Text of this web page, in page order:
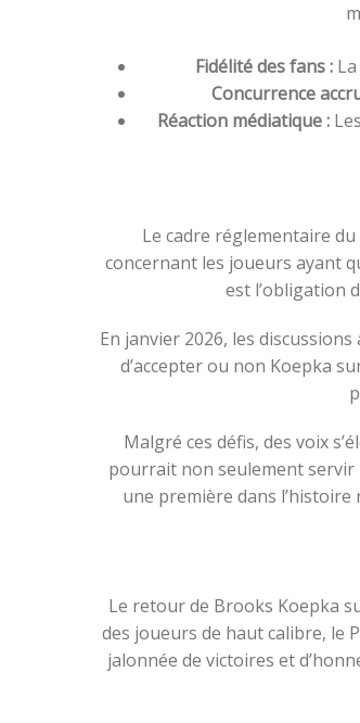
Fidélité des fans :La
Concurrence
Réaction médiatique :
Le cadre réglementaire
concernant les joueurs ayant
est l’obligation
En janvier 2026, les
d’accepter ou non Koepka
Malgré ces défis, des voix
pourrait non seulement servir
une première dans
Le retour de Brooks Koepka
des joueurs de haut calibre, le
jalonnée de victoires et